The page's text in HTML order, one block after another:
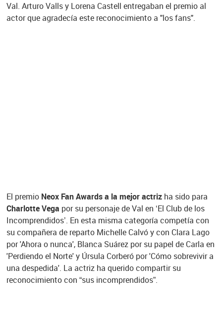
Val. Arturo Valls y Lorena Castell entregaban el premio al
actor que agradecía este reconocimiento a "los fans".
El premio Neox Fan Awards a la mejor actrizha sido para
Charlotte Vega por su personaje de Val en ‘El Club de los
Incomprendidos’. En esta misma categoría competía con
su compañera de reparto Michelle Calvó y con Clara Lago
por 'Ahora o nunca', Blanca Suárez por su papel de Carla en
'Perdiendo el Norte' y Úrsula Corberó por 'Cómo sobrevivir a
una despedida'. La actriz ha querido compartir su
reconocimiento con “sus incomprendidos”.